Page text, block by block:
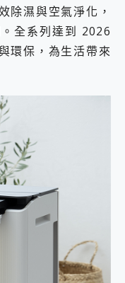
除濕與空氣淨化，
全系列達到 2026
環保，為生活帶來